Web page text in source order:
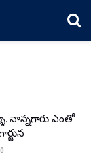
నాన్నగారు ఎంతో
0